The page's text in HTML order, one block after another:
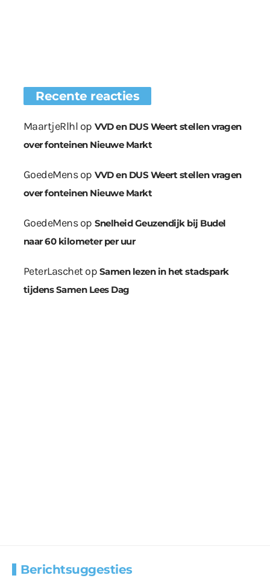
Recente reacties
MaartjeRlhl op VVD en DUS Weert stellen vragen
over fonteinen Nieuwe Markt
GoedeMensop VVD en DUS Weert stellen vragen
over fonteinen Nieuwe Markt
GoedeMensop Snelheid Geuzendijk bij Budel
naar 60 kilometer per uur
PeterLaschetop Samen lezen in het stadspark
tijdens Samen Lees Dag
Berichtsuggesties